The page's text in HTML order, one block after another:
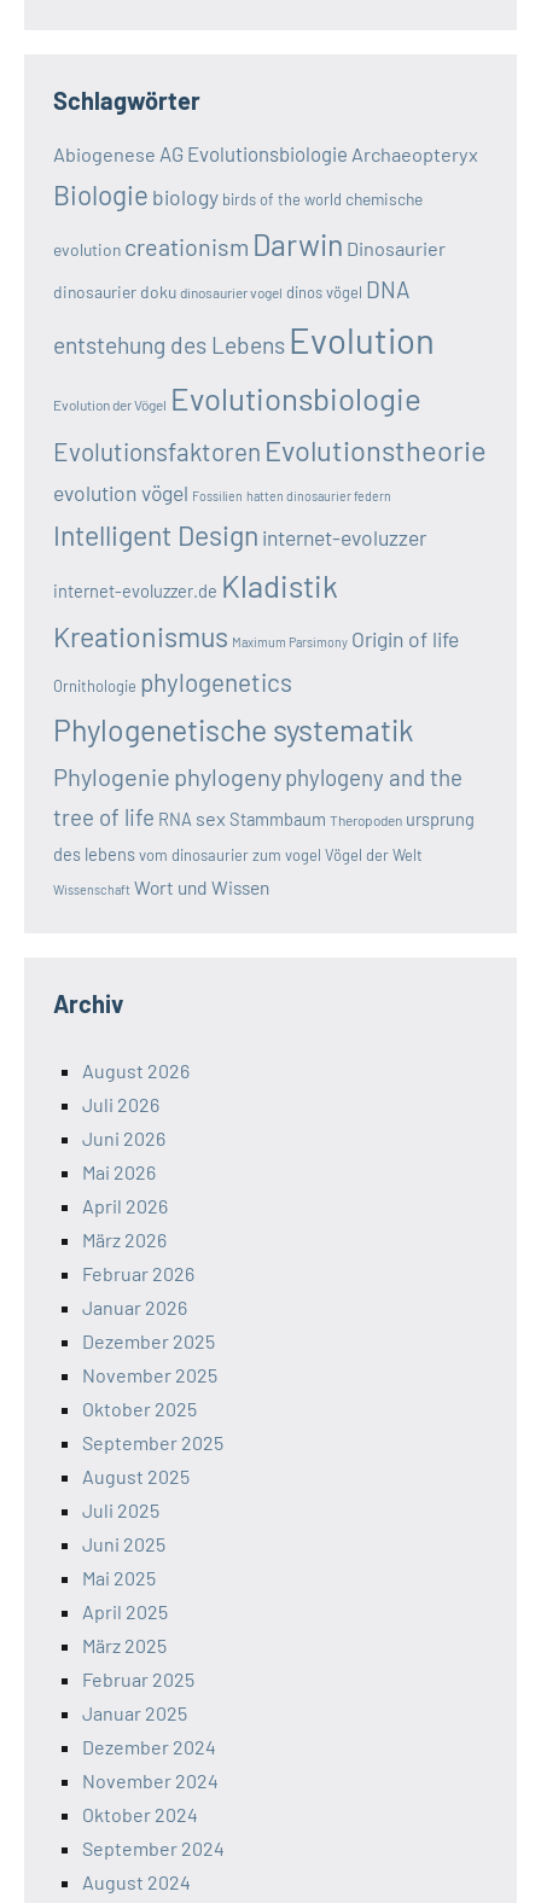
Schlagwörter
Abiogenese AG Evolutionsbiologie Archaeopteryx
Biologie biology birds of the world chemische
evolution creationism Darwin Dinosaurier
dinosaurier doku dinosaurier vogel dinos vögel DNA
entstehung des Lebens Evolution
Evolution der Vögel Evolutionsbiologie
Evolutionsfaktoren Evolutionstheorie
evolution vögel Fossilien hatten dinosaurier federn
Intelligent Design internet-evoluzzer
internet-evoluzzer.de Kladistik
Kreationismus Maximum Parsimony Origin of life
Ornithologie phylogenetics
Phylogenetische systematik
Phylogenie phylogenyphylogeny and the
tree of life RNA sex Stammbaum Theropoden ursprung
des lebensvom dinosaurier zum vogel Vögel der Welt
Wissenschaft Wort und Wissen
Archiv
August 2026
Juli 2026
Juni 2026
Mai 2026
April 2026
März 2026
Februar 2026
Januar 2026
Dezember 2025
November 2025
Oktober 2025
September 2025
August 2025
Juli 2025
Juni 2025
Mai 2025
April 2025
März 2025
Februar 2025
Januar 2025
Dezember 2024
November 2024
Oktober 2024
September 2024
August 2024